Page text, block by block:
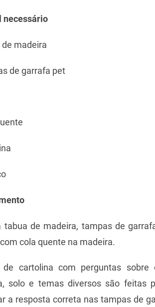
necessário
madeira
de garrafa pet
tabua de madeira, tampas de
cola quente na madeira.
de cartolina com perguntas sobre
solo e temas diversos são feitas
a resposta correta nas tampas de